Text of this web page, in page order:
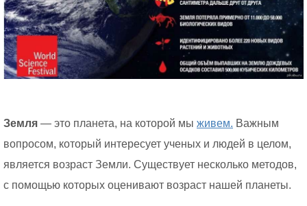
Земля — это планета, на которой мы живем. Важным
вопросом, который интересует ученых и людей в целом,
является возраст Земли. Существует несколько методов,
с помощью которых оценивают возраст нашей планеты.